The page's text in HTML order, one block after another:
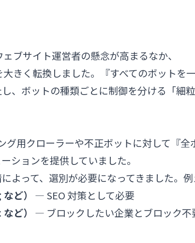
ブサイト運営者の懸念が高まるなか、
きく転換しました。『すべてのボットを
、ボットの種類ごとに制御を分ける「細
用クローラーや不正ボットに対して『全
ションを提供していました。
よって、選別が必要になってきました。例
ど）
— SEO 対策として必要
ど）
— ブロックしたい企業とブロック不